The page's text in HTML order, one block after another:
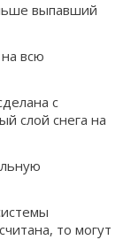
выпавший
всю
с
слой снега на
то могут